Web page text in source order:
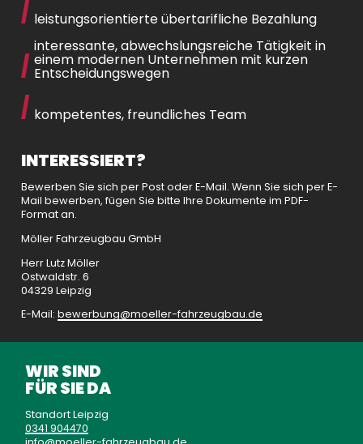
leistungsorientierte übertarifliche Bezahlung
interessante, abwechslungsreiche Tätigkeit in
einem modernen Unternehmen mit kurzen
Entscheidungswegen
kompetentes, freundliches Team
INTERESSIERT?
Bewerben Sie sich per Post oder E-Mail. Wenn Sie sich per E-
Mail bewerben, fügen Sie bitte Ihre Dokumente im PDF-
Format an.
Möller Fahrzeugbau GmbH
Herr Lutz Möller
Ostwaldstr. 6
04329 Leipzig
E-Mail: bewerbung moeller-fahrzeugbau de
WIR SIND
FÜR SIE DA
Standort Leipzig
0341 904470